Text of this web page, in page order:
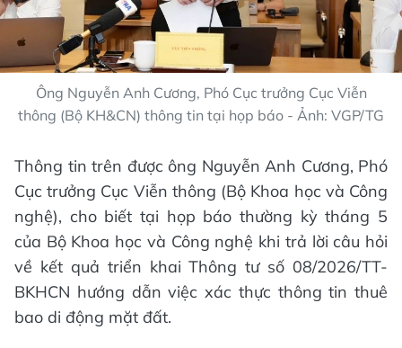
Ông Nguyễn Anh Cương, Phó Cục trưởng Cục Viễn
thông (Bộ KH&CN) thông tin tại họp báo - Ảnh: VGP/TG
Thông tin trên được ông Nguyễn Anh Cương, Phó
Cục trưởng Cục Viễn thông (Bộ Khoa học và Công
nghệ), cho biết tại họp báo thường kỳ tháng 5
của Bộ Khoa học và Công nghệ khi trả lời câu hỏi
về kết quả triển khai Thông tư số 08/2026/TT-
BKHCN hướng dẫn việc xác thực thông tin thuê
bao di động mặt đất.